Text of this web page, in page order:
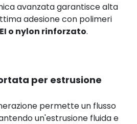
avanzata garantisce alta
adesione con polimeri
o nylon rinforzato.
per estrusione
permette un flusso
un'estrusione fluida e